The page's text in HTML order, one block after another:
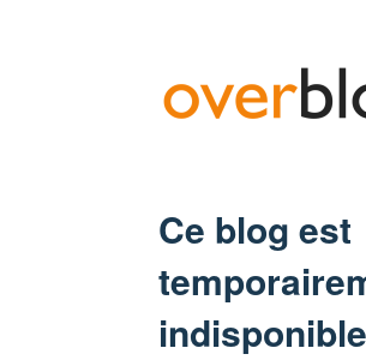
Ce blog est
indisponible